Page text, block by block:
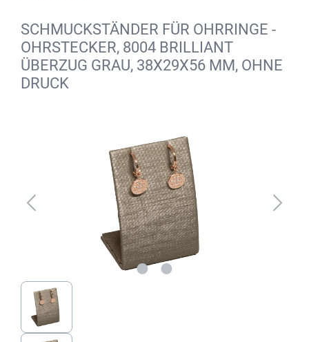
SCHMUCKSTÄNDER FÜR OHRRINGE -
OHRSTECKER, 8004 BRILLIANT
ÜBERZUG GRAU, 38X29X56 MM, OHNE
DRUCK